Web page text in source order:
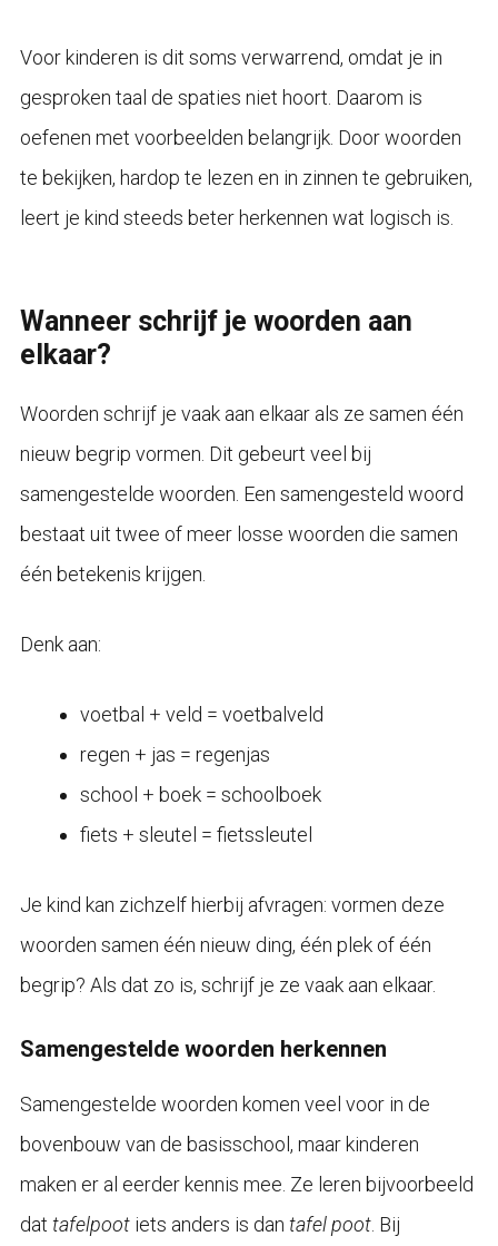
Voor kinderen is dit soms verwarrend, omdat je in
gesproken taal de spaties niet hoort. Daarom is
oefenen met voorbeelden belangrijk. Door woorden
te bekijken, hardop te lezen en in zinnen te gebruiken,
leert je kind steeds beter herkennen wat logisch is.
Wanneer schrijf je woorden aan
elkaar?
Woorden schrijf je vaak aan elkaar als ze samen één
nieuw begrip vormen. Dit gebeurt veel bij
samengestelde woorden. Een samengesteld woord
bestaat uit twee of meer losse woorden die samen
één betekenis krijgen.
Denk aan:
voetbal + veld = voetbalveld
regen + jas = regenjas
school + boek = schoolboek
fiets + sleutel = fietssleutel
Je kind kan zichzelf hierbij afvragen: vormen deze
woorden samen één nieuw ding, één plek of één
begrip? Als dat zo is, schrijf je ze vaak aan elkaar.
Samengestelde woorden herkennen
Samengestelde woorden komen veel voor in de
bovenbouw van de basisschool, maar kinderen
maken er al eerder kennis mee. Ze leren bijvoorbeeld
dat tafelpootiets anders is dan tafel poot. Bij